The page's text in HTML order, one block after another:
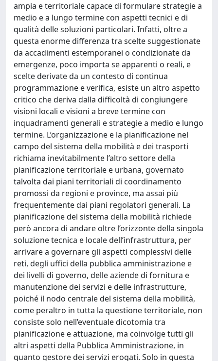
ampia e territoriale capace di formulare strategie a
medio e a lungo termine con aspetti tecnici e di
qualità delle soluzioni particolari. Infatti, oltre a
questa enorme differenza tra scelte suggestionate
da accadimenti estemporanei o condizionate da
emergenze, poco importa se apparenti o reali, e
scelte derivate da un contesto di continua
programmazione e verifica, esiste un altro aspetto
critico che deriva dalla difficoltà di congiungere
visioni locali e visioni a breve termine con
inquadramenti generali e strategie a medio e lungo
termine. L’organizzazione e la pianificazione nel
campo del sistema della mobilità e dei trasporti
richiama inevitabilmente l’altro settore della
pianificazione territoriale e urbana, governato
talvolta dai piani territoriali di coordinamento
promossi da regioni e province, ma assai più
frequentemente dai piani regolatori generali. La
pianificazione del sistema della mobilità richiede
però ancora di andare oltre l’orizzonte della singola
soluzione tecnica e locale dell’infrastruttura, per
arrivare a governare gli aspetti complessivi delle
reti, degli uffici della pubblica amministrazione e
dei livelli di governo, delle aziende di fornitura e
manutenzione dei servizi e delle infrastrutture,
poiché il nodo centrale del sistema della mobilità,
come peraltro in tutta la questione territoriale, non
consiste solo nell’eventuale dicotomia tra
pianificazione e attuazione, ma coinvolge tutti gli
altri aspetti della Pubblica Amministrazione, in
quanto gestore dei servizi erogati. Solo in questa